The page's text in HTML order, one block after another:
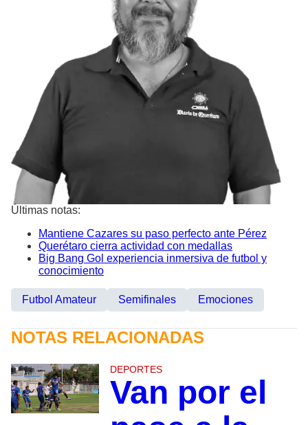
Últimas notas:
Mantiene Cazares su paso perfecto ante Pérez
Querétaro cierra actividad con medallas
Big Bang Gol experiencia inmersiva de futbol y
conocimiento
Futbol Amateur Semifinales Emociones
NOTAS RELACIONADAS
DEPORTES
Van por el